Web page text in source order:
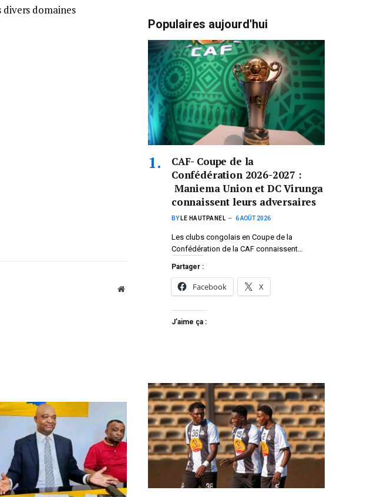
domaines
Website
Populaires aujourd'hui
CAF- Coupe de la
Confédération 2026-2027 :
Maniema Union et DC Virunga
connaissent leurs adversaires
BY LE HAUTPANEL 6 AOÛT 2026
Les clubs congolais en Coupe de la
Confédération de la CAF connaissent…
Partager :
Facebook X
J’aime ça :